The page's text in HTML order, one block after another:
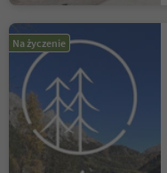
Na życzenie